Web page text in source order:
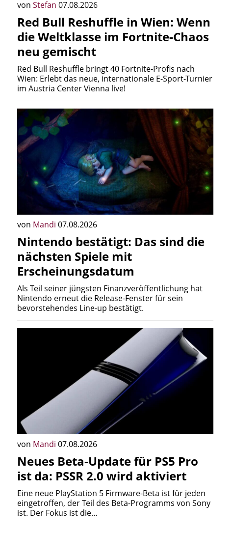
von Stefan 07.08.2026
Red Bull Reshuffle in Wien: Wenn
die Weltklasse im Fortnite-Chaos
neu gemischt
Red Bull Reshuffle bringt 40 Fortnite-Profis nach
Wien: Erlebt das neue, internationale E-Sport-Turnier
im Austria Center Vienna live!
von Mandi 07.08.2026
Nintendo bestätigt: Das sind die
nächsten Spiele mit
Erscheinungsdatum
Als Teil seiner jüngsten Finanzveröffentlichung hat
Nintendo erneut die Release-Fenster für sein
bevorstehendes Line-up bestätigt.
von Mandi 07.08.2026
Neues Beta-Update für PS5 Pro
ist da: PSSR 2.0 wird aktiviert
Eine neue PlayStation 5 Firmware-Beta ist für jeden
eingetroffen, der Teil des Beta-Programms von Sony
ist. Der Fokus ist die…